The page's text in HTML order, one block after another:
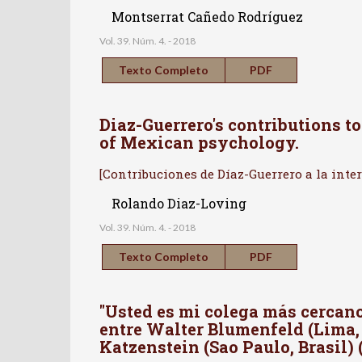
Montserrat Cañedo Rodríguez
Vol. 39. Núm. 4. - 2018
Texto Completo PDF
Diaz-Guerrero's contributions
of Mexican psychology.
[Contribuciones de Díaz-Guerrero a la
Rolando Diaz-Loving
Vol. 39. Núm. 4. - 2018
Texto Completo PDF
"Usted es mi colega más
entre Walter Blumenfeld
Katzenstein (Sao Paulo, Brasil)